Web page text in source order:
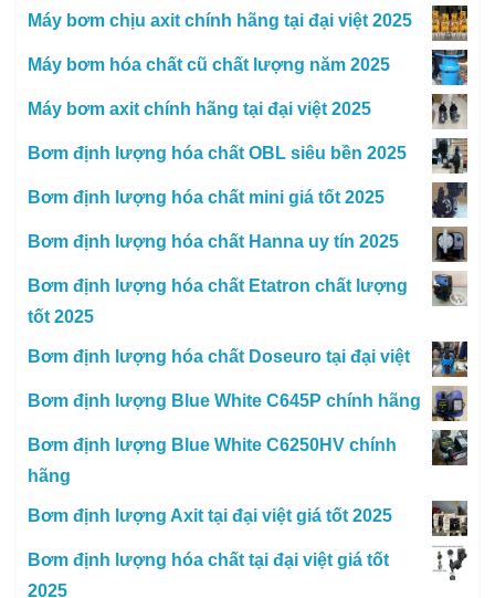
Máy bơm chịu axit chính hãng tại đại việt 2025
Máy bơm hóa chất cũ chất lượng năm 2025
Máy bơm axit chính hãng tại đại việt 2025
Bơm định lượng hóa chất OBL siêu bền 2025
Bơm định lượng hóa chất mini giá tốt 2025
Bơm định lượng hóa chất Hanna uy tín 2025
Bơm định lượng hóa chất Etatron chất lượng
tốt 2025
Bơm định lượng hóa chất Doseuro tại đại việt
Bơm định lượng Blue White C645P chính hãng
Bơm định lượng Blue White C6250HV chính
hãng
Bơm định lượng Axit tại đại việt giá tốt 2025
Bơm định lượng hóa chất tại đại việt giá tốt
2025